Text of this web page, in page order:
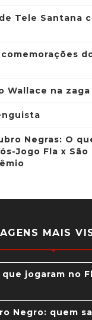
Tele Santana
Wallace na
Negras: O
Jogo Fla x São
MAIS
que jogaram no
Negro: quem